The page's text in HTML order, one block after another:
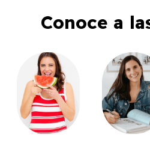
Conoce a